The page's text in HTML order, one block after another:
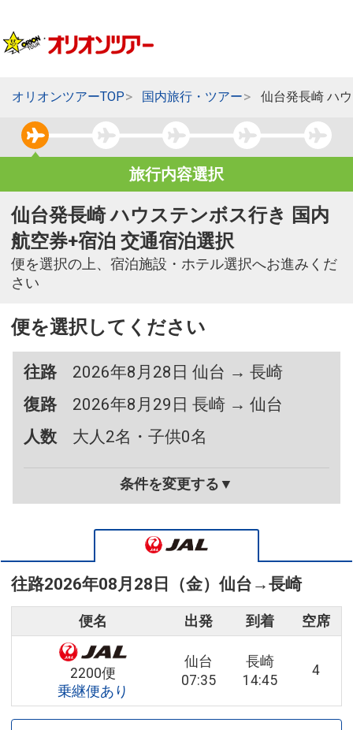
オリオンツアーTOP 国内旅行・ツアー 仙台発長崎 ハ
旅行内容選択
仙台発長崎 ハウステンボス行き 国内
航空券+宿泊 交通宿泊選択
便を選択の上、宿泊施設・ホテル選択へお進みくだ
さい
便を選択してください
往路
2026年8月28日 仙台 → 長崎
復路
2026年8月29日 長崎 → 仙台
人数
大人2名・子供0名
条件を変更する▼
往路2026年08月28日（金） 仙台 →長崎
便名 出発 到着 空席
2200便
乗継便あり
仙台
07:35
長崎
14:45
4